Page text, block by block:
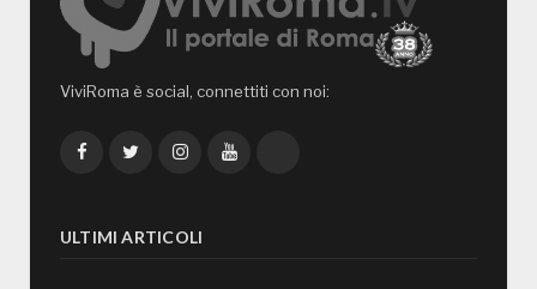
ViviRoma è social, connettiti con noi:
FacebookTwitterInstagramYouTube
ULTIMI ARTICOLI